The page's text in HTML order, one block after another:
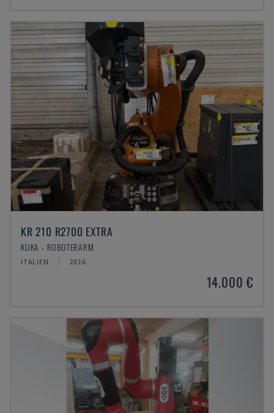
KR 210 R2700 EXTRA
KUKA - ROBOTERARM
ITALIEN 2016
14.000 €